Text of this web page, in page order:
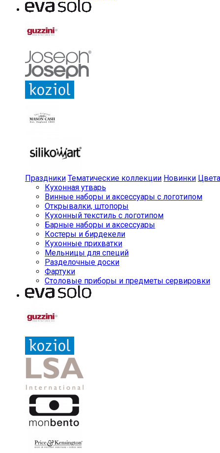
Праздники Тематические коллекции Новинки Цвета
Кухонная утварь
Винные наборы и аксессуары с логотипом
Открывалки, штопоры
Кухонный текстиль с логотипом
Барные наборы и аксессуары
Костеры и бирдекели
Кухонные прихватки
Мельницы для специй
Разделочные доски
Фартуки
Столовые приборы и предметы сервировки